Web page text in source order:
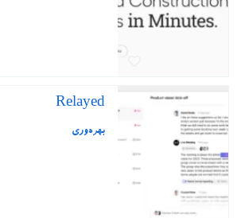
Relayed
بهره‌وری